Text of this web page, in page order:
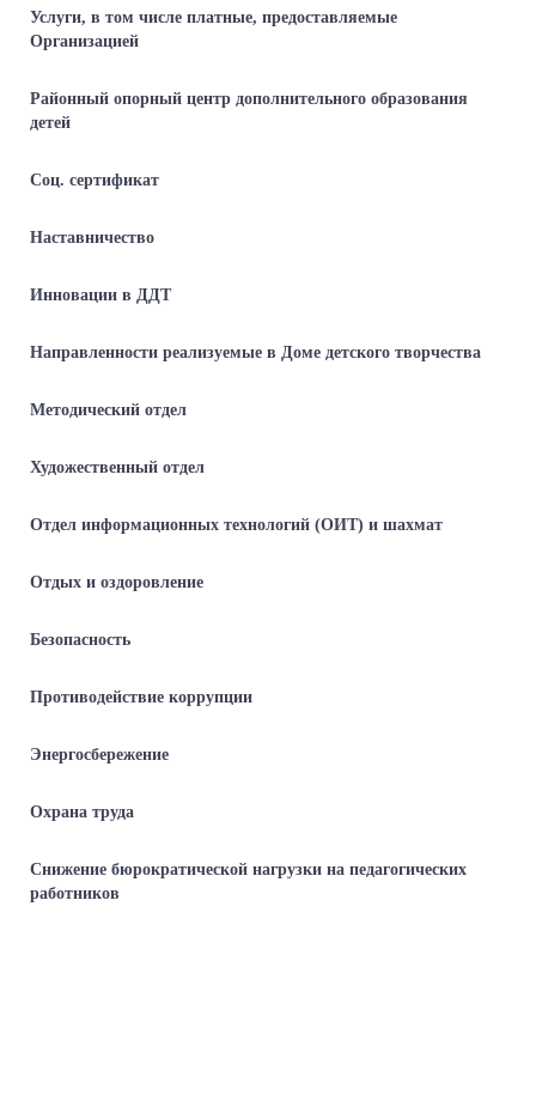
Услуги, в том числе платные, предоставляемые
Организацией
Районный опорный центр дополнительного образования
детей
Соц. сертификат
Наставничество
Инновации в ДДТ
Направленности реализуемые в Доме детского творчества
Методический отдел
Художественный отдел
Отдел информационных технологий (ОИТ) и шахмат
Отдых и оздоровление
Безопасность
Противодействие коррупции
Энергосбережение
Охрана труда
Снижение бюрократической нагрузки на педагогических
работников